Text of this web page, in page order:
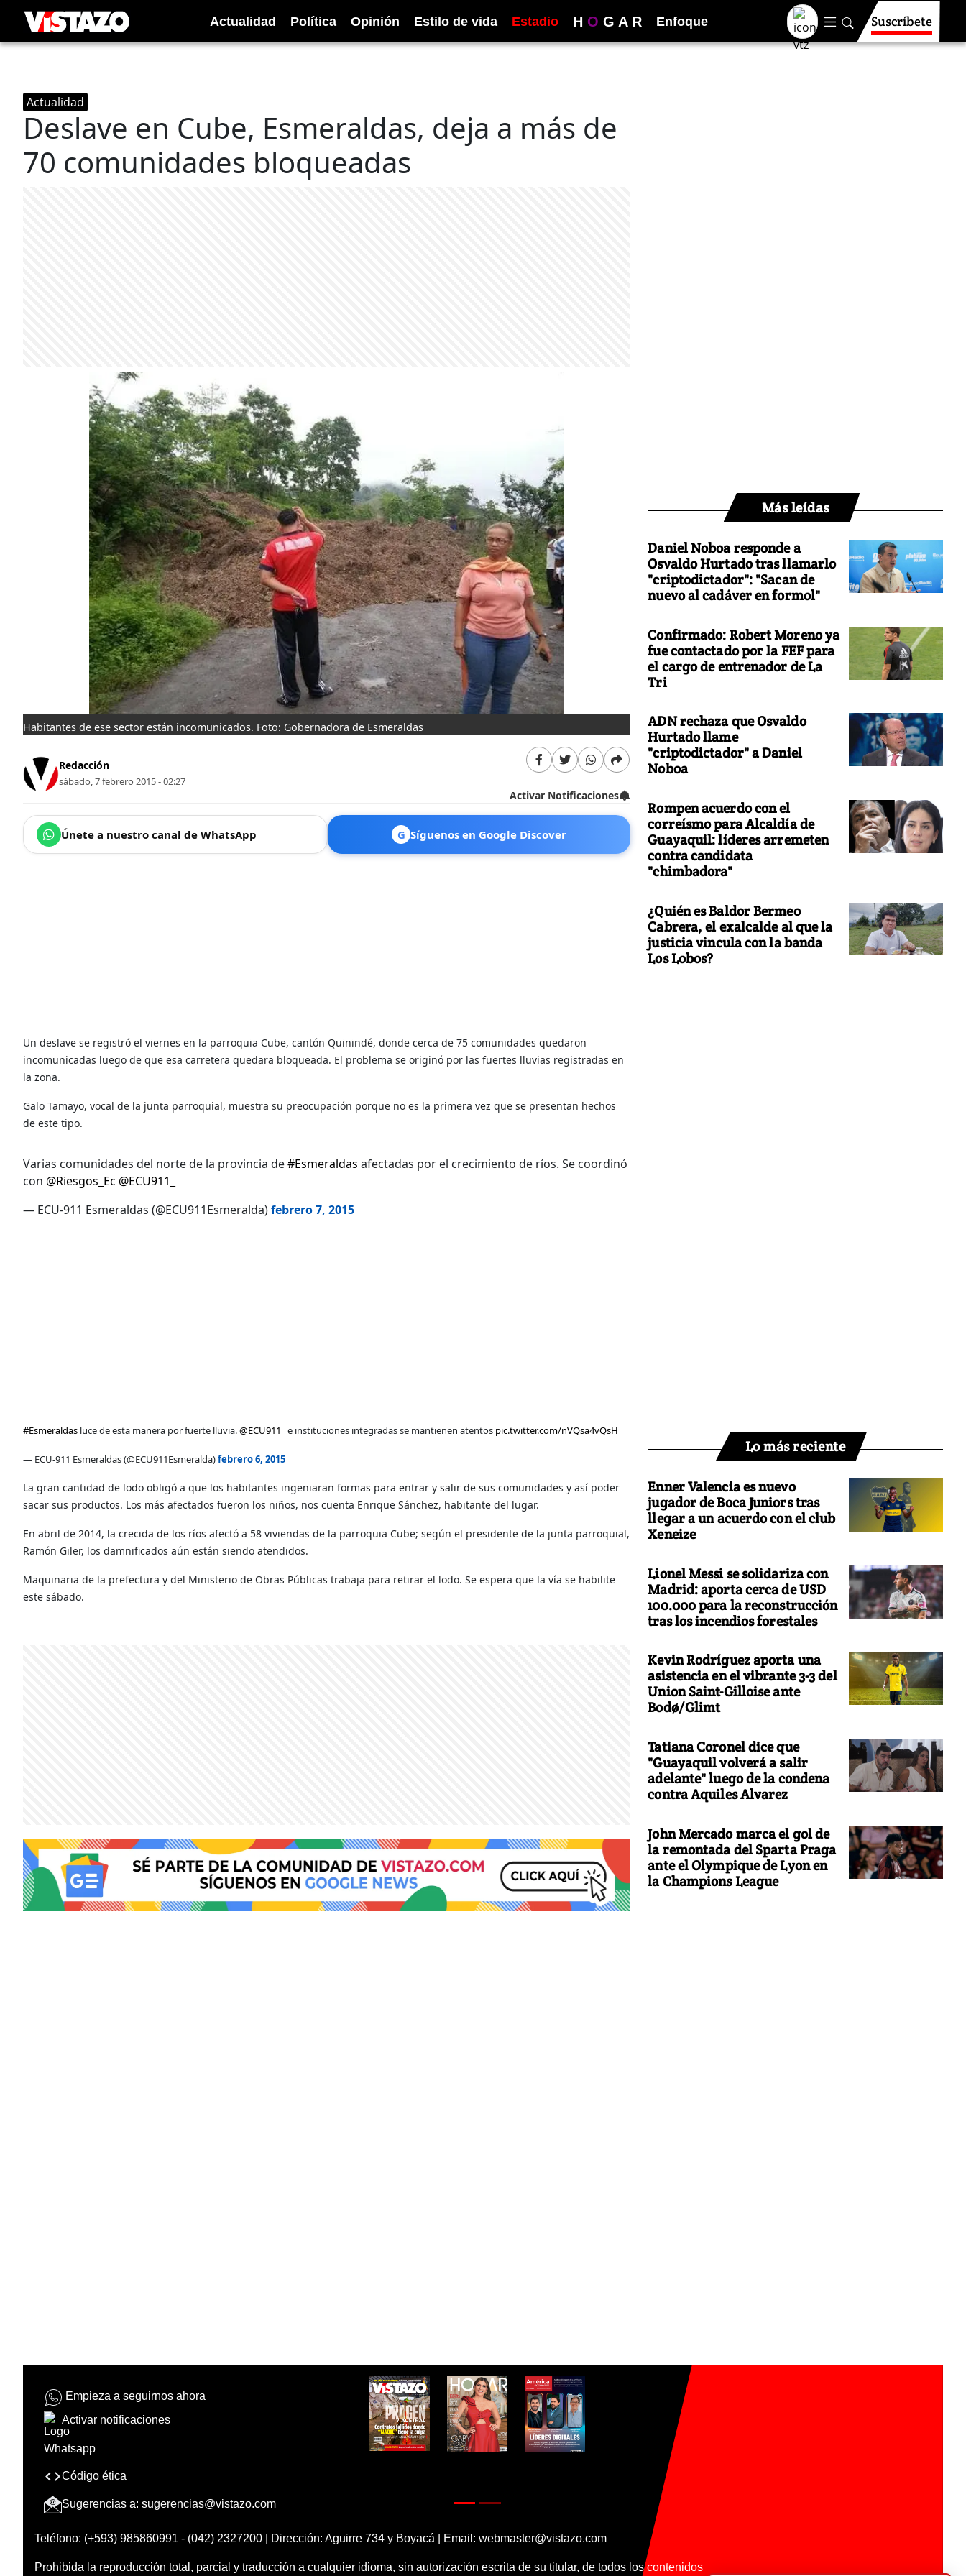
Actualidad Política Opinión Estilo de vida Estadio H O G A R Enfoque Suscríbete
Actualidad
Deslave en Cube, Esmeraldas, deja a más de
70 comunidades bloqueadas
Habitantes de ese sector están incomunicados. Foto: Gobernadora de Esmeraldas
Redacción
sábado, 7 febrero 2015 - 02:27
Activar Notificaciones
Únete a nuestro canal de WhatsApp G Síguenos en Google Discover
Un deslave se registró el viernes en la parroquia Cube, cantón Quinindé, donde cerca de 75 comunidades quedaron
incomunicadas luego de que esa carretera quedara bloqueada. El problema se originó por las fuertes lluvias registradas en
la zona.
Galo Tamayo, vocal de la junta parroquial, muestra su preocupación porque no es la primera vez que se presentan hechos
de este tipo.
Varias comunidades del norte de la provincia de#Esmeraldas afectadas por el crecimiento de ríos. Se coordinó
con @Riesgos_Ec @ECU911_
— ECU-911 Esmeraldas (@ECU911Esmeralda)febrero 7, 2015
#Esmeraldas luce de esta manera por fuerte lluvia.@ECU911_ e instituciones integradas se mantienen atentos pic.twitter.com/nVQsa4vQsH
— ECU-911 Esmeraldas (@ECU911Esmeralda)febrero 6, 2015
La gran cantidad de lodo obligó a que los habitantes ingeniaran formas para entrar y salir de sus comunidades y así poder
sacar sus productos. Los más afectados fueron los niños, nos cuenta Enrique Sánchez, habitante del lugar.
En abril de 2014, la crecida de los ríos afectó a 58 viviendas de la parroquia Cube; según el presidente de la junta parroquial,
Ramón Giler, los damnificados aún están siendo atendidos.
Maquinaria de la prefectura y del Ministerio de Obras Públicas trabaja para retirar el lodo. Se espera que la vía se habilite
este sábado.
Más leídas
Daniel Noboa responde a
Osvaldo Hurtado tras llamarlo
"criptodictador": "Sacan de
nuevo al cadáver en formol"
Confirmado: Robert Moreno ya
fue contactado por la FEF para
el cargo de entrenador de La
Tri
ADN rechaza que Osvaldo
Hurtado llame
"criptodictador" a Daniel
Noboa
Rompen acuerdo con el
correísmo para Alcaldía de
Guayaquil: líderes arremeten
contra candidata
"chimbadora"
¿Quién es Baldor Bermeo
Cabrera, el exalcalde al que la
justicia vincula con la banda
Los Lobos?
Lo más reciente
Enner Valencia es nuevo
jugador de Boca Juniors tras
llegar a un acuerdo con el club
Xeneize
Lionel Messi se solidariza con
Madrid: aporta cerca de USD
100.000 para la reconstrucción
tras los incendios forestales
Kevin Rodríguez aporta una
asistencia en el vibrante 3-3 del
Union Saint-Gilloise ante
Bodø/Glimt
Tatiana Coronel dice que
"Guayaquil volverá a salir
adelante" luego de la condena
contra Aquiles Alvarez
John Mercado marca el gol de
la remontada del Sparta Praga
ante el Olympique de Lyon en
la Champions League
Empieza a seguirnos ahora
Activar notificaciones
Código ética
Sugerencias a: sugerencias@vistazo.com
Teléfono: (+593) 985860991 - (042) 2327200 | Dirección: Aguirre 734 y Boyacá | Email: webmaster@vistazo.com
Prohibida la reproducción total, parcial y traducción a cualquier idioma, sin autorización escrita de su titular, de todos los contenidos